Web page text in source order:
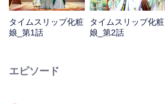
タイムスリップ化粧
娘_第1話
タイムスリップ化粧
娘_第2話
エピソード